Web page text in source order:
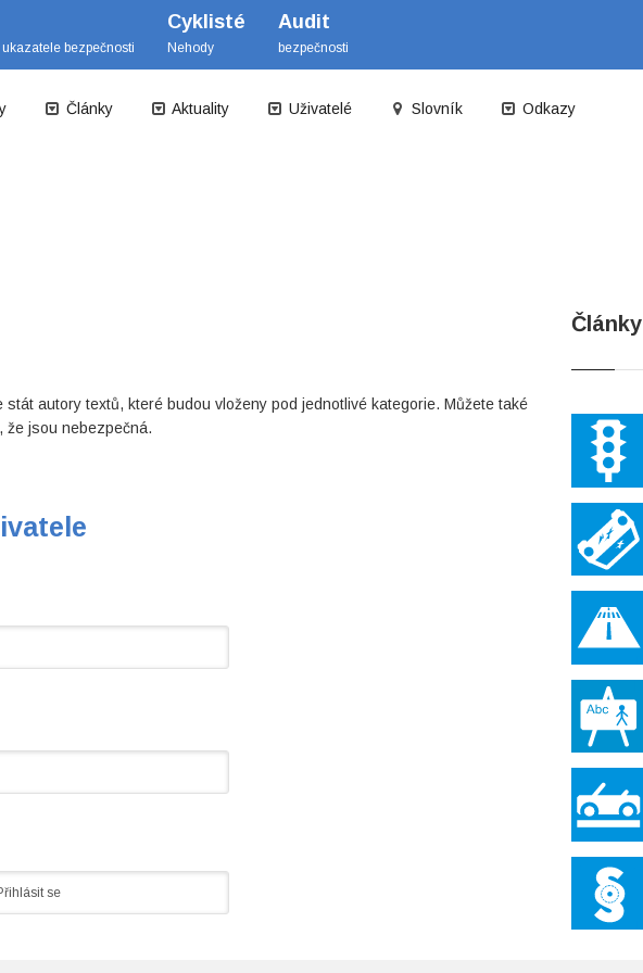
ukazatele bezpečnosti
Cyklisté
Nehody
Audit
bezpečnosti
Články Aktuality Uživatelé Slovník Odkazy
autory textů, které budou vloženy pod jednotlivé kategorie. Můžete také
jsou nebezpečná.
Články